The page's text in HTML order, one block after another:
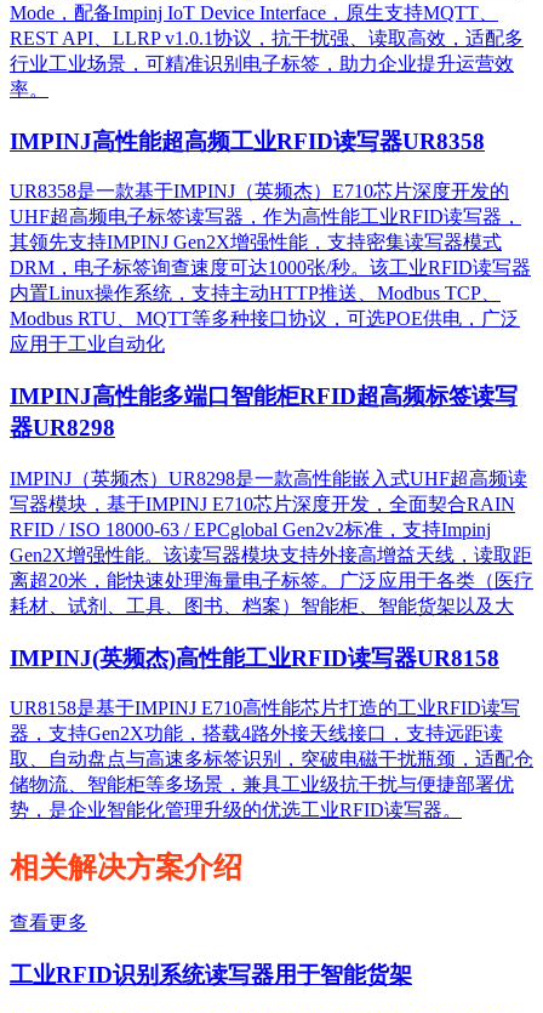
Mode，配备Impinj IoT Device Interface，原生支持MQTT、
REST API、LLRP v1.0.1协议，抗干扰强、读取高效，适配多
行业工业场景，可精准识别电子标签，助力企业提升运营效
率。
IMPINJ高性能超高频工业RFID读写器UR8358
UR8358是一款基于IMPINJ（英频杰）E710芯片深度开发的
UHF超高频电子标签读写器，作为高性能工业RFID读写器，
其领先支持IMPINJ Gen2X增强性能，支持密集读写器模式
DRM，电子标签询查速度可达1000张/秒。该工业RFID读写器
内置Linux操作系统，支持主动HTTP推送、Modbus TCP、
Modbus RTU、MQTT等多种接口协议，可选POE供电，广泛
应用于工业自动化
IMPINJ高性能多端口智能柜RFID超高频标签读写
器UR8298
IMPINJ（英频杰）UR8298是一款高性能嵌入式UHF超高频读
写器模块，基于IMPINJ E710芯片深度开发，全面契合RAIN
RFID / ISO 18000-63 / EPCglobal Gen2v2标准，支持Impinj
Gen2X增强性能。该读写器模块支持外接高增益天线，读取距
离超20米，能快速处理海量电子标签。广泛应用于各类（医疗
耗材、试剂、工具、图书、档案）智能柜、智能货架以及大
IMPINJ(英频杰)高性能工业RFID读写器UR8158
UR8158是基于IMPINJ E710高性能芯片打造的工业RFID读写
器，支持Gen2X功能，搭载4路外接天线接口，支持远距读
取、自动盘点与高速多标签识别，突破电磁干扰瓶颈，适配仓
储物流、智能柜等多场景，兼具工业级抗干扰与便捷部署优
势，是企业智能化管理升级的优选工业RFID读写器。
相关解决方案介绍
查看更多
工业RFID识别系统读写器用于智能货架